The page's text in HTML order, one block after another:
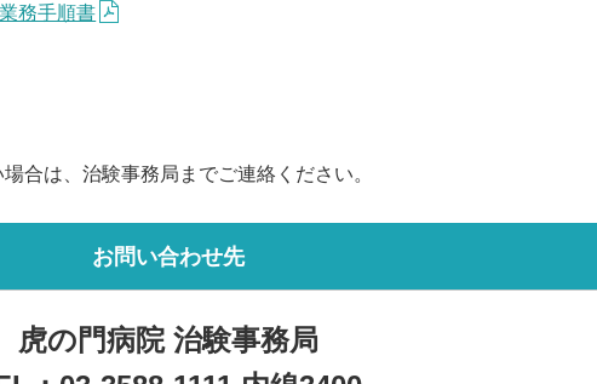
務手順書
合は、治験事務局までご連絡ください。
お問い合わせ先
虎の門病院 治験事務局